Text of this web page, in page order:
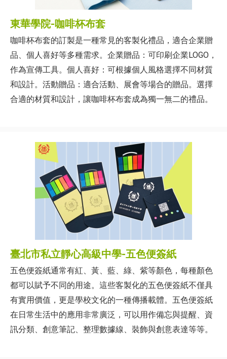
東華學院-咖啡杯布套
咖啡杯布套的訂製是一種常見的客製化禮品，適合企業贈
品、個人喜好等多種需求。企業贈品：可印刷企業LOGO，
作為宣傳工具。個人喜好：可根據個人風格選擇不同材質
和設計。活動贈品：適合活動、展會等場合的贈品。選擇
合適的材質和設計，讓咖啡杯布套成為獨一無二的禮品。
臺北市私立靜心高級中學-五色便簽紙
五色便簽紙通常有紅、黃、藍、綠、紫等顏色，每種顏色
都可以賦予不同的用途。這些客製化的五色便簽紙不僅具
有實用價值，更是學校文化的一種傳播載體。五色便簽紙
在日常生活中的應用非常廣泛，可以用作備忘與提醒、資
訊分類、創意筆記、整理數據線、裝飾與創意表達等等。